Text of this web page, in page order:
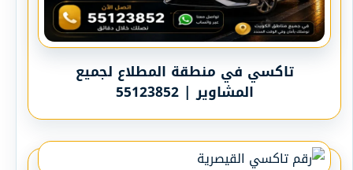
تاكسي في منطقة المطلاع لجميع
المشاوير | 55123852